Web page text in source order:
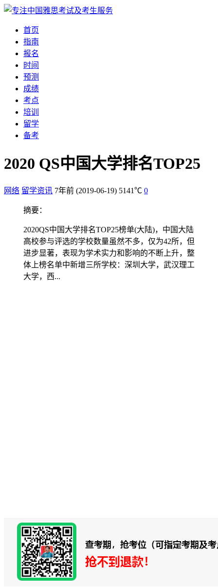
首页
指南
报名
时间
预测
成绩
考点
培训
留学
备考
2020 QS中国大学排名TOP25
网络 留学资讯 7年前 (2019-06-19) 5141℃ 0
摘要：
2020QS中国大学排名TOP25榜单(大陆)，中国大陆
高校参与评选的学校数量虽然不多，仅为42所，但
进步显著，表现为学术实力和影响的不断上升，整
体上榜名单中新增三所学校：深圳大学，武汉理工
大学，西...